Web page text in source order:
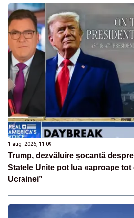
1 aug. 2026, 11:09
Trump, dezvăluire șocantă
Statele Unite pot lua «aproape tot
Ucrainei”